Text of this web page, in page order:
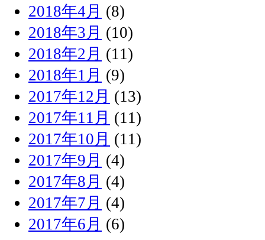
2018年4月 (8)
2018年3月 (10)
2018年2月 (11)
2018年1月 (9)
2017年12月 (13)
2017年11月 (11)
2017年10月 (11)
2017年9月 (4)
2017年8月 (4)
2017年7月 (4)
2017年6月 (6)